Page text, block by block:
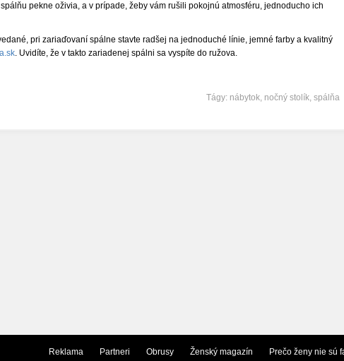
pekne oživia, a v prípade, žeby vám rušili pokojnú atmosféru, jednoducho ich
pri zariaďovaní spálne stavte radšej na jednoduché línie, jemné farby a kvalitný
. Uvidíte, že v takto zariadenej spálni sa vyspíte do ružova.
Tágy: nábytok, nočný stolík, spálňa
Reklama Partneri Obrusy Ženský magazín Prečo ženy nie sú